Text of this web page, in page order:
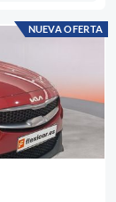
NUEVA OFERTA